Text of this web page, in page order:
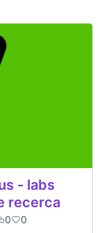
- labs
recerca
0 0